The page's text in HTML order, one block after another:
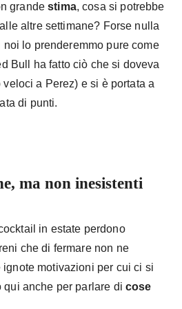
grandestima, cosa si potrebbe
altre settimane? Forse nulla
lo prenderemmo pure come
Bull ha fatto ciò che si doveva
a Perez) e si è portata a
di punti.
ma non inesistenti
in estate perdono
che di fermare non ne
motivazioni per cui ci si
qui anche per parlare di cose